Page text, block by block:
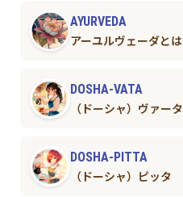
AYURVEDA
アーユルヴェーダとは
DOSHA-VATA
（ドーシャ）ヴァータ
DOSHA-PITTA
（ドーシャ）ピッタ